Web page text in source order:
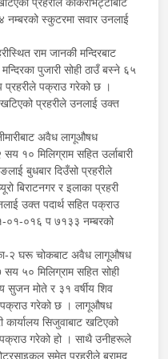
स्कुटरमा सवार उनलाई
राम जानकी मन्दिरबाट
पुजारी सोही ठाउँ बस्ने ६५
प्रहरीले पक्राउ गरेको छ ।
खटिएको प्रहरीले उनलाई उक्त
अवैध लागूऔषध
१० मिलिग्राम सहित उर्लाबारी
बुधबार दिउँसो प्रहरीले
बिराटनगर र इलाका प्रहरी
उक्त पदार्थ सहित पक्राउ
०१-०१६ प ७१३३ ‍नम्बरको
२ घरू चोकबाट अवैध लागूऔषध
५० मिलिग्राम सहित सोही
सुजन मोते र ३१ वर्षीय शिव
पक्राउ गरेको छ । लागूऔषध
कार्यालय सिजुवाबाट खटिएको
गरेको हो । साथै उनीहरूले
समेत प्रहरीले बरामद